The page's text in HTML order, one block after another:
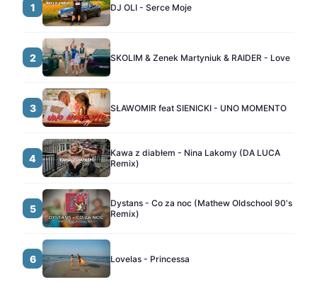
1 DJ OLI - Serce Moje
2 SKOLIM & Zenek Martyniuk & RAIDER - Love
3 SŁAWOMIR feat SIENICKI - UNO MOMENTO
4
Kawa z diabłem - Nina Lakomy (DA LUCA
Remix)
5
Dystans - Co za noc (Mathew Oldschool 90's
Remix)
6 Lovelas - Princessa